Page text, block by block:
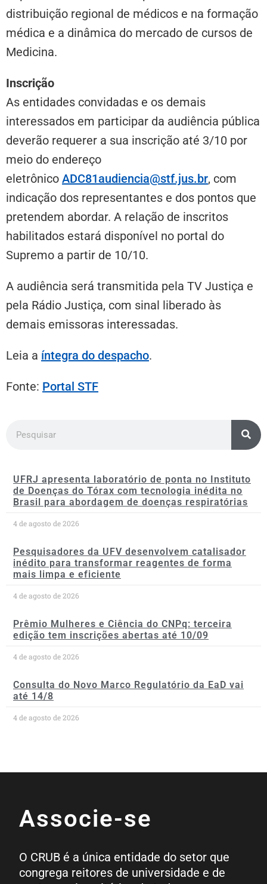
distribuição regional de médicos e na formação
médica e a dinâmica do mercado de cursos de
Medicina.
Inscrição
As entidades convidadas e os demais
interessados em participar da audiência pública
deverão requerer a sua inscrição até 3/10 por
meio do endereço
eletrônico ADC81audiencia@stf.jus.br, com
indicação dos representantes e dos pontos que
pretendem abordar. A relação de inscritos
habilitados estará disponível no portal do
Supremo a partir de 10/10.
A audiência será transmitida pela TV Justiça e
pela Rádio Justiça, com sinal liberado às
demais emissoras interessadas.
Leia a íntegra do despacho.
Fonte: Portal STF
UFRJ apresenta laboratório de ponta no Instituto
de Doenças do Tórax com tecnologia inédita no
Brasil para abordagem de doenças respiratórias
4 de agosto de 2026
Pesquisadores da UFV desenvolvem catalisador
inédito para transformar reagentes de forma
mais limpa e eficiente
4 de agosto de 2026
Prêmio Mulheres e Ciência do CNPq: terceira
edição tem inscrições abertas até 10/09
4 de agosto de 2026
Consulta do Novo Marco Regulatório da EaD vai
até 14/8
4 de agosto de 2026
Associe-se
O CRUB é a única entidade do setor que
congrega reitores de universidade e de